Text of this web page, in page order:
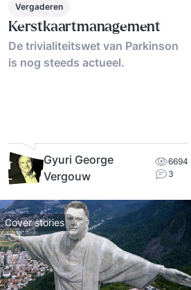
Vergaderen
Kerstkaartmanagement
De trivialiteitswet van Parkinson
is nog steeds actueel.
Gyuri George
Vergouw
6694
3
Cover stories